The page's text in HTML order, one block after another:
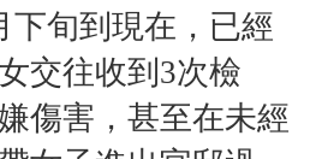
下旬到現在，已經
交往收到3次檢
傷害，甚至在未經